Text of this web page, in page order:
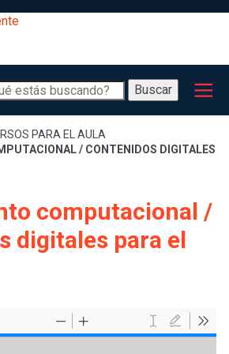
Buscar
PARA EL AULA
/ CONTENIDOS DIGITALES
computacional /
digitales para el
registrarte.
Inicia sesión.